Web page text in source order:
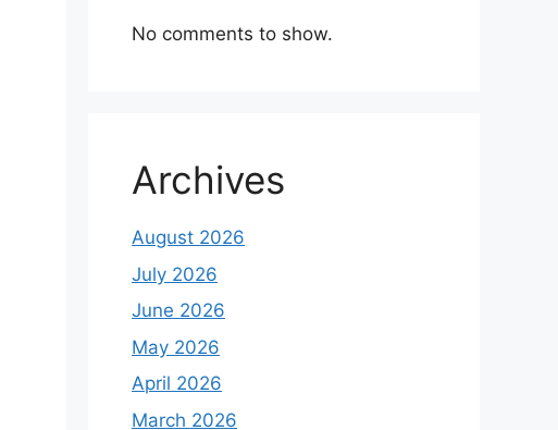
No comments to show.
Archives
August 2026
July 2026
June 2026
May 2026
April 2026
March 2026